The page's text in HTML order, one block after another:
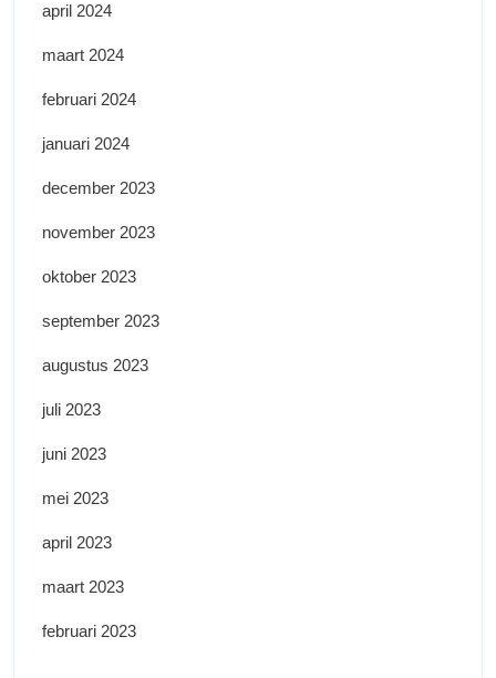
april 2024
maart 2024
februari 2024
januari 2024
december 2023
november 2023
oktober 2023
september 2023
augustus 2023
juli 2023
juni 2023
mei 2023
april 2023
maart 2023
februari 2023